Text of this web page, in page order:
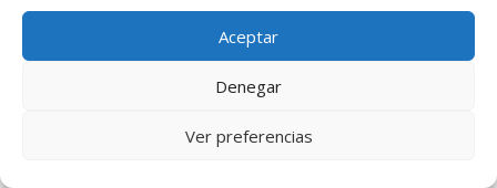
Aceptar
Denegar
Ver preferencias
Aviso legal